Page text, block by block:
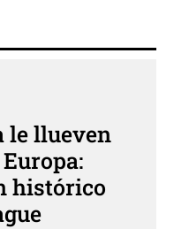
le llueven
histórico